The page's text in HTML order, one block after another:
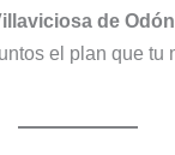
de
el plan que tu